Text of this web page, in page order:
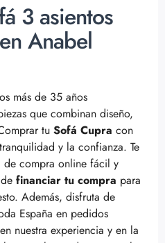
3 asientos
Anabel
más de 35 años
que combinan diseño,
tu Sofá Cupra con
y la confianza. Te
de compra online fácil y
financiar tu compra para
Además, disfruta de
España en pedidos
nuestra experiencia y en la